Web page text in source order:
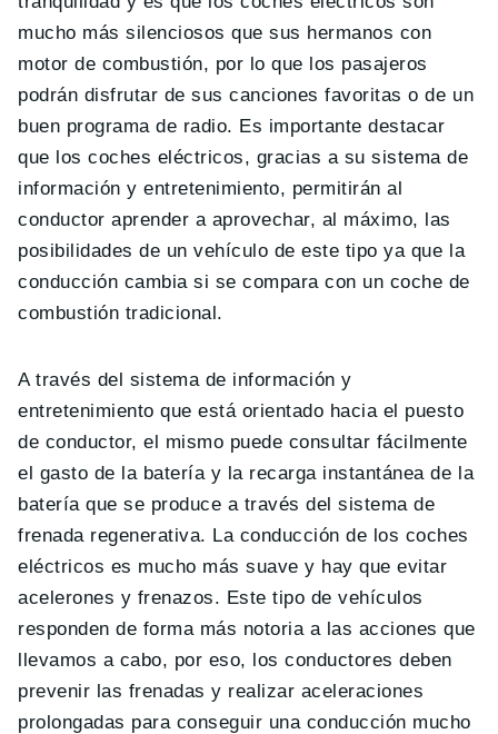
mucho más silenciosos que sus hermanos con
motor de combustión, por lo que los pasajeros
podrán disfrutar de sus canciones favoritas o de un
buen programa de radio. Es importante destacar
que los coches eléctricos, gracias a su sistema de
información y entretenimiento, permitirán al
conductor aprender a aprovechar, al máximo, las
posibilidades de un vehículo de este tipo ya que la
conducción cambia si se compara con un coche de
combustión tradicional.
A través del sistema de información y
entretenimiento que está orientado hacia el puesto
de conductor, el mismo puede consultar fácilmente
el gasto de la batería y la recarga instantánea de la
batería que se produce a través del sistema de
frenada regenerativa. La conducción de los coches
eléctricos es mucho más suave y hay que evitar
acelerones y frenazos. Este tipo de vehículos
responden de forma más notoria a las acciones que
llevamos a cabo, por eso, los conductores deben
prevenir las frenadas y realizar aceleraciones
prolongadas para conseguir una conducción mucho